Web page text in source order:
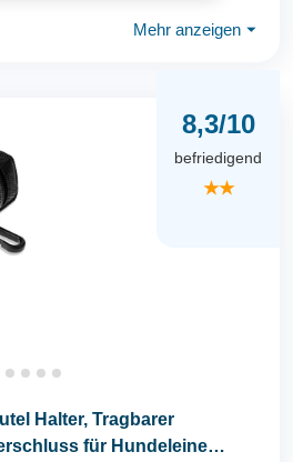
Mehr anzeigen ⏷
8,3/10
befriedigend
★★
Halter, Tragbarer
für Hundeleine